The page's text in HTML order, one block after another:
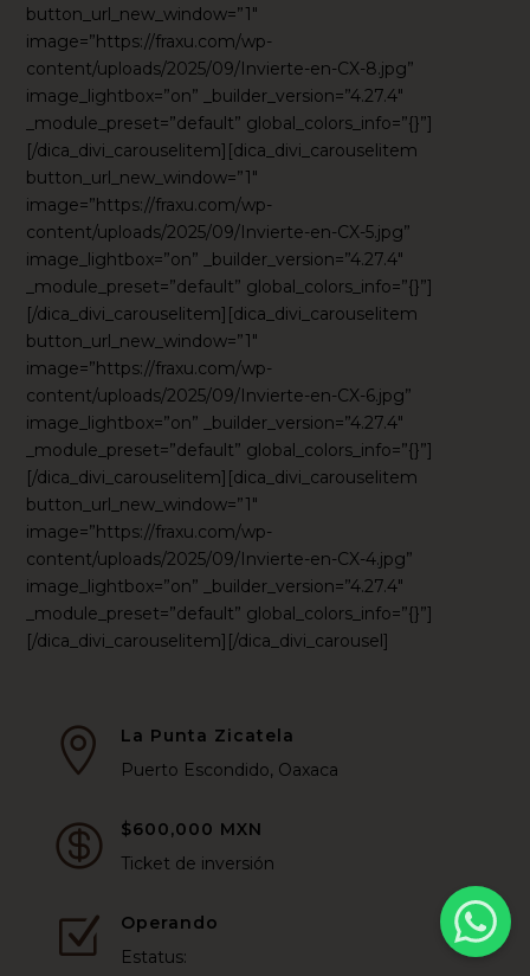
button_url_new_window=”1″
image=”https://fraxu.com/wp-
content/uploads/2025/09/Invierte-en-CX-8.jpg”
image_lightbox=”on” _builder_version=”4.27.4″
_module_preset=”default” global_colors_info=”{}”]
[/dica_divi_carouselitem][dica_divi_carouselitem
button_url_new_window=”1″
image=”https://fraxu.com/wp-
content/uploads/2025/09/Invierte-en-CX-5.jpg”
image_lightbox=”on” _builder_version=”4.27.4″
_module_preset=”default” global_colors_info=”{}”]
[/dica_divi_carouselitem][dica_divi_carouselitem
button_url_new_window=”1″
image=”https://fraxu.com/wp-
content/uploads/2025/09/Invierte-en-CX-6.jpg”
image_lightbox=”on” _builder_version=”4.27.4″
_module_preset=”default” global_colors_info=”{}”]
[/dica_divi_carouselitem][dica_divi_carouselitem
button_url_new_window=”1″
image=”https://fraxu.com/wp-
content/uploads/2025/09/Invierte-en-CX-4.jpg”
image_lightbox=”on” _builder_version=”4.27.4″
_module_preset=”default” global_colors_info=”{}”]
[/dica_divi_carouselitem][/dica_divi_carousel]

La Punta Zicatela
Puerto Escondido, Oaxaca

$600,000 MXN
Ticket de inversión
Z
Operando
Estatus: